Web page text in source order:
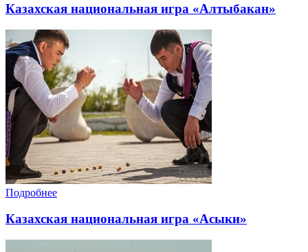
Казахская национальная игра «Алтыбакан»
Подробнее
Казахская национальная игра «Асыки»